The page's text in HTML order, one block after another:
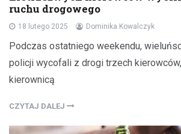
ruchu drogowego
18 lutego 2025 Dominika Kowalczyk
Podczas ostatniego weekendu,
policji wycofali z drogi trzech
kierownicą
CZYTAJ DALEJ